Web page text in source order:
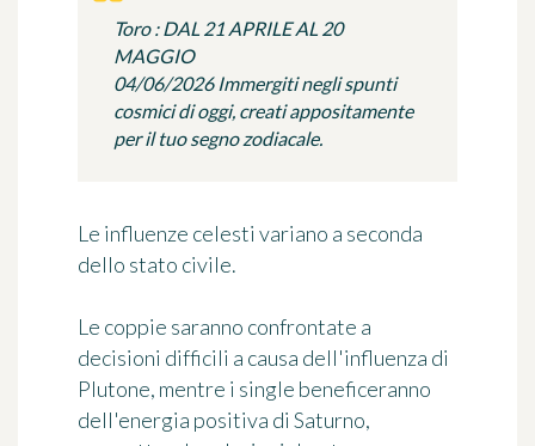
Toro : DAL 21 APRILE AL 20
MAGGIO
04/06/2026 Immergiti negli spunti
cosmici di oggi, creati appositamente
per il tuo segno zodiacale.
Le influenze celesti variano a seconda
dello stato civile.
Le coppie saranno confrontate a
decisioni difficili a causa dell'influenza di
Plutone, mentre i single beneficeranno
dell'energia positiva di Saturno,